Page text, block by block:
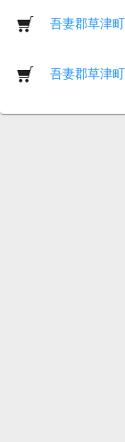
吾妻郡草津
吾妻郡草津